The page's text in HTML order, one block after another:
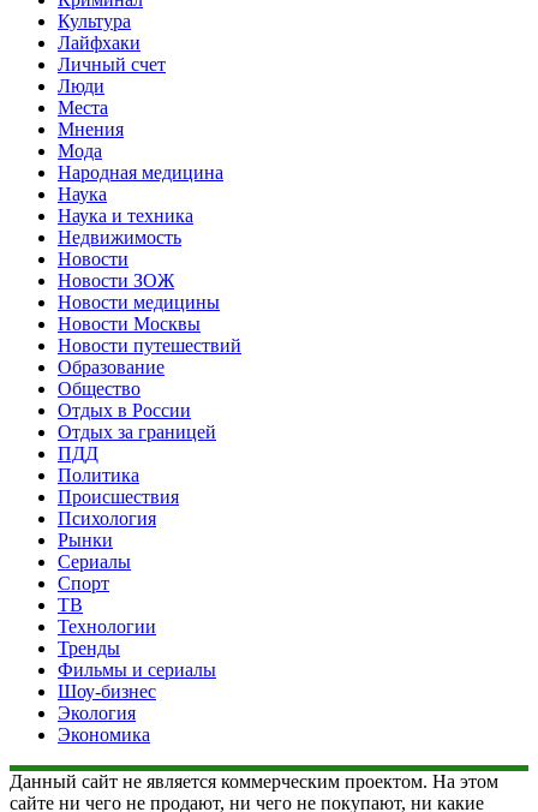
Культура
Лайфхаки
Личный счет
Люди
Места
Мнения
Мода
Народная медицина
Наука
Наука и техника
Недвижимость
Новости
Новости ЗОЖ
Новости медицины
Новости Москвы
Новости путешествий
Образование
Общество
Отдых в России
Отдых за границей
ПДД
Политика
Происшествия
Психология
Рынки
Сериалы
Спорт
ТВ
Технологии
Тренды
Фильмы и сериалы
Шоу-бизнес
Экология
Экономика
Данный сайт не является коммерческим проектом. На этом
сайте ни чего не продают, ни чего не покупают, ни какие